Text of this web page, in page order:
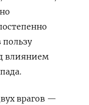
влиянием
.
врагов —